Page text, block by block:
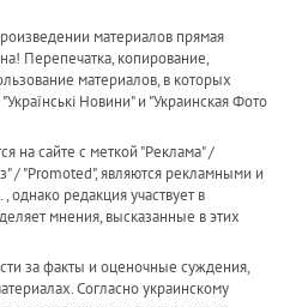
материалов прямая
Перепечатка, копирование,
материалов, в которых
Новини" и "Украинская Фото
на сайте с меткой "Реклама" /
/ "Promoted", являются рекламными и
однако редакция участвует в
мнения, высказанные в этих
за факты и оценочные суждения,
Согласно украинскому